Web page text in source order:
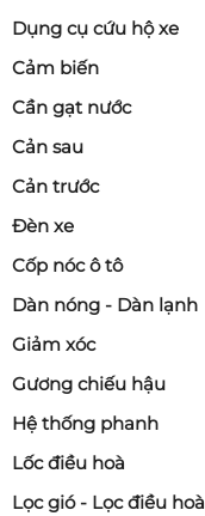
Dụng cụ cứu hộ xe
Cảm biến
Cần gạt nước
Cản sau
Cản trước
Đèn xe
Cốp nóc ô tô
Dàn nóng - Dàn lạnh
Giảm xóc
Gương chiếu hậu
Hệ thống phanh
Lốc điều hoà
Lọc gió - Lọc điều hoà